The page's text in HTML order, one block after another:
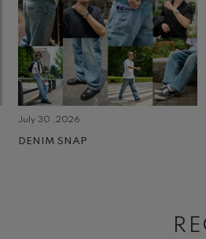
July 30 ,2026
DENIM SNAP